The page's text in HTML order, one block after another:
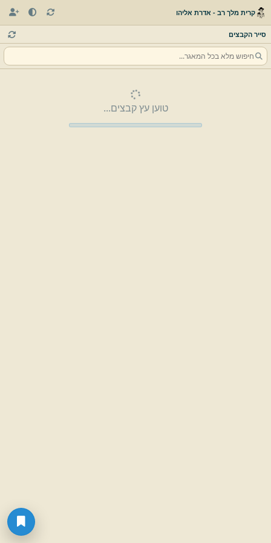
קרית מלך רב - אדרת אליהו
סייר הקבצים
טוען עץ קבצים...